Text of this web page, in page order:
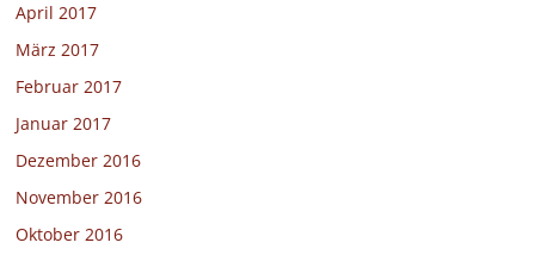
April 2017
März 2017
Februar 2017
Januar 2017
Dezember 2016
November 2016
Oktober 2016